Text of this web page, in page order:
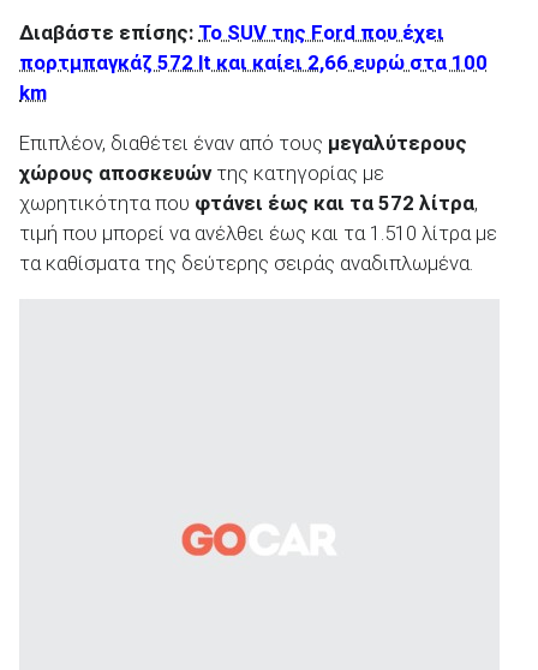
Διαβάστε επίσης: Το SUV της Ford που έχει
πορτμπαγκάζ 572 lt και καίει 2,66 ευρώ στα 100
km
Επιπλέον, διαθέτει έναν από τους μεγαλύτερους
χώρους αποσκευώντης κατηγορίας με
χωρητικότητα που φτάνει έως και τα 572 λίτρα,
τιμή που μπορεί να ανέλθει έως και τα 1.510 λίτρα με
τα καθίσματα της δεύτερης σειράς αναδιπλωμένα.